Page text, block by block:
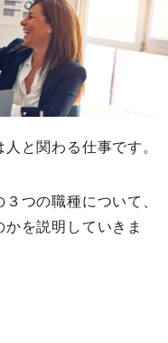
と関わる仕事です。
つの職種について、
を説明していきま